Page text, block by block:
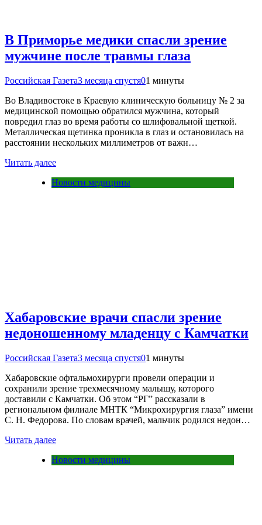
В Приморье медики спасли зрение
мужчине после травмы глаза
Российская Газета3 месяца спустя01 минуты
Во Владивостоке в Краевую клиническую больницу № 2 за
медицинской помощью обратился мужчина, который
повредил глаз во время работы со шлифовальной щеткой.
Металлическая щетинка проникла в глаз и остановилась на
расстоянии нескольких миллиметров от важн…
Читать далее
Новости медицины
Хабаровские врачи спасли зрение
недоношенному младенцу с Камчатки
Российская Газета3 месяца спустя01 минуты
Хабаровские офтальмохирурги провели операции и
сохранили зрение трехмесячному малышу, которого
доставили с Камчатки. Об этом “РГ” рассказали в
региональном филиале МНТК “Микрохирургия глаза” имени
С. Н. Федорова. По словам врачей, мальчик родился недон…
Читать далее
Новости медицины